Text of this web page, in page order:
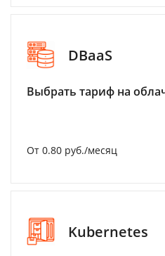
DBaaS
Выбрать тариф на
От 0.80 руб./месяц
Kubernetes